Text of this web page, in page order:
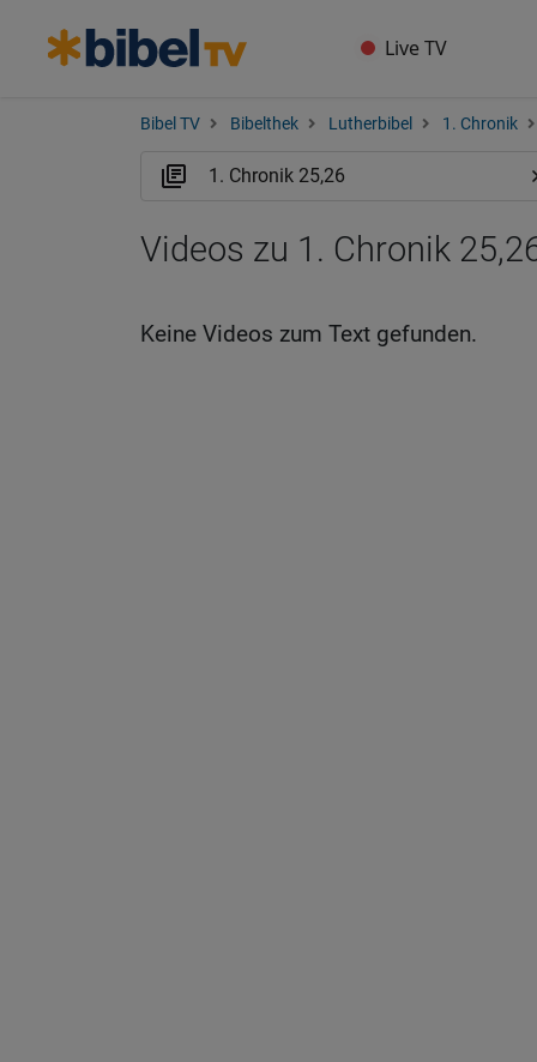
Live TV
Bibel TV Bibelthek Lutherbibel 1. Chronik
Videos zu 1. Chronik
Keine Videos zum Text gefunden.